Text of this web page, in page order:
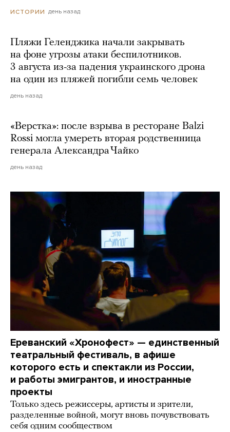
ИСТОРИИ день назад
Пляжи Геленджика начали закрывать
на фоне угрозы атаки беспилотников.
3 августа из-за падения украинского дрона
на один из пляжей погибли семь человек
день назад
«Верстка»: после взрыва в ресторане Balzi
Rossi могла умереть вторая родственница
генерала Александра Чайко
день назад
Ереванский «Хронофест» — единственный
театральный фестиваль, в афише
которого есть и спектакли из России,
и работы эмигрантов, и иностранные
проекты
Только здесь режиссеры, артисты и зрители,
разделенные войной, могут вновь почувствовать
себя одним сообществом